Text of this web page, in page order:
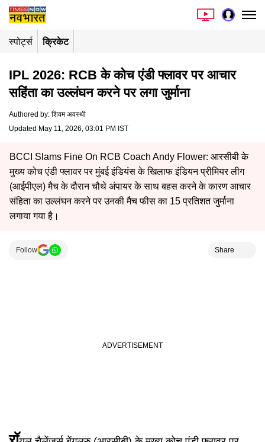
स्पोर्ट्स क्रिकेट
IPL 2026: RCB के कोच एंडी फ्लावर पर आचार
सहिंता का उल्लंघन करने पर लगा जुर्माना
Authored by: शिवम अवस्थी
Updated May 11, 2026, 03:01 PM IST
BCCI Slams Fine On RCB Coach Andy Flower: आरसीबी के
मुख्य कोच एंडी फ्लावर पर मुंबई इंडियंस के खिलाफ इंडियन प्रीमियर लीग
(आईपीएल) मैच के दौरान चौथे अंपायर के साथ बहस करने के कारण आचार
संहिता का उल्लंघन करने पर उनकी मैच फीस का 15 प्रतिशत जुर्माना
लगाया गया है।
Follow Share